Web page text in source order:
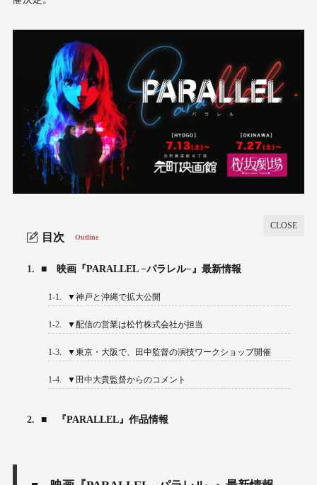
目次 Outline
1. ■ 映画『PARALLEL −パラレル−』最新情報
1-1. ▼神戸と沖縄で拡大公開
1-2. ▼配信の営業は松竹株式会社が担当
1-3. ▼東京・大阪で、田中監督の演技ワークショップ開催
1-4. ▼田中大貴監督からのコメント
2. ■ 『PARALLEL』作品情報